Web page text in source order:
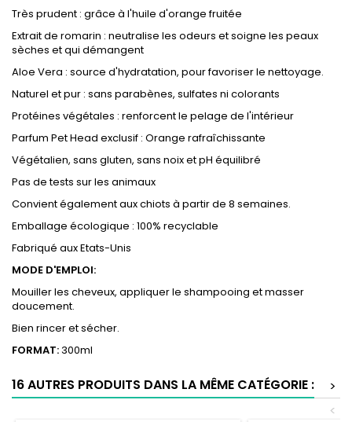
Très prudent : grâce à l'huile d'orange fruitée
Extrait de romarin : neutralise les odeurs et soigne les peaux
sèches et qui démangent
Aloe Vera : source d'hydratation, pour favoriser le nettoyage.
Naturel et pur : sans parabènes, sulfates ni colorants
Protéines végétales : renforcent le pelage de l'intérieur
Parfum Pet Head exclusif : Orange rafraîchissante
Végétalien, sans gluten, sans noix et pH équilibré
Pas de tests sur les animaux
Convient également aux chiots à partir de 8 semaines.
Emballage écologique : 100% recyclable
Fabriqué aux Etats-Unis
MODE D'EMPLOI:
Mouiller les cheveux, appliquer le shampooing et masser
doucement.
Bien rincer et sécher.
FORMAT:300ml
16 AUTRES PRODUITS DANS LA MÊME CATÉGORIE :
>
<